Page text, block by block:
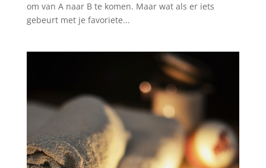
om van A naar B te komen. Maar wat als er iets
gebeurt met je favoriete...